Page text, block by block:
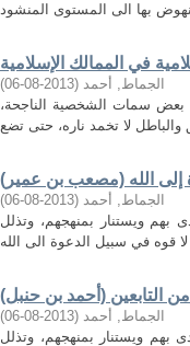
بها الى المستوى المنشود
في الممالك الإسلامية
الجماط, أحمد (
2013-08-06
)
بعض سمات الشخصية الناجحة،
إلى الله (مصعب بن عمير)
الجماط, أحمد (
2013-08-06
)
بهم ويستنار بمنهجهم، وتذلل
التابعين (أحمد بن حنبل)
الجماط, أحمد (
2013-08-06
)
بهم ويستنار بمنهجهم، وتذلل